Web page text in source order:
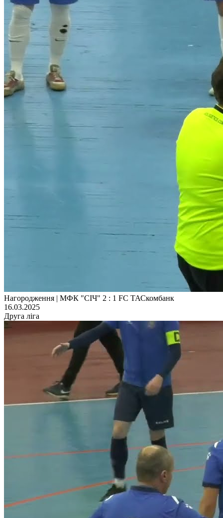
Нагородження | МФК "СІЧ" 2 : 1 FC ТАСкомбанк
16.03.2025
Друга ліга